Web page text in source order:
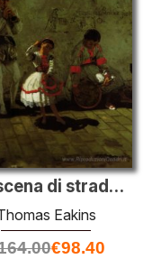
Una scena di strada a Siviglia
Eakins
€98.40